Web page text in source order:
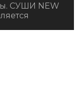
СУШИ NEW